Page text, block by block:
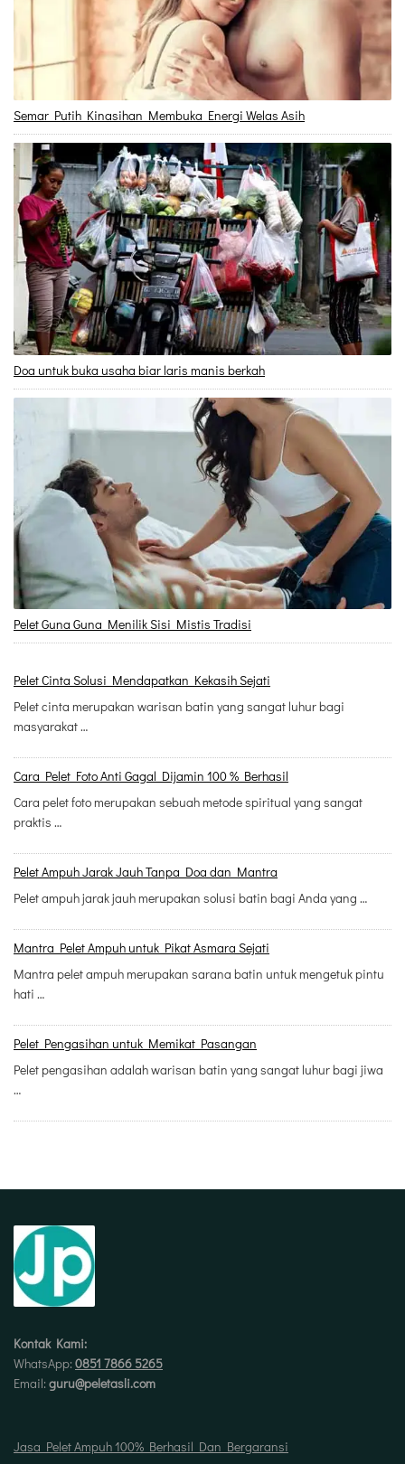
Semar Putih Kinasihan Membuka Energi Welas Asih
Doa untuk buka usaha biar laris manis berkah
Pelet Guna Guna Menilik Sisi Mistis Tradisi
Pelet Cinta Solusi Mendapatkan Kekasih Sejati
Pelet cinta merupakan warisan batin yang sangat luhur bagi
masyarakat …
Cara Pelet Foto Anti Gagal Dijamin 100 % Berhasil
Cara pelet foto merupakan sebuah metode spiritual yang sangat
praktis …
Pelet Ampuh Jarak Jauh Tanpa Doa dan Mantra
Pelet ampuh jarak jauh merupakan solusi batin bagi Anda yang …
Mantra Pelet Ampuh untuk Pikat Asmara Sejati
Mantra pelet ampuh merupakan sarana batin untuk mengetuk pintu
hati …
Pelet Pengasihan untuk Memikat Pasangan
Pelet pengasihan adalah warisan batin yang sangat luhur bagi jiwa
…
Kontak Kami:
WhatsApp: 0851 7866 5265
Email: guru@peletasli.com
Jasa Pelet Ampuh 100% Berhasil Dan Bergaransi